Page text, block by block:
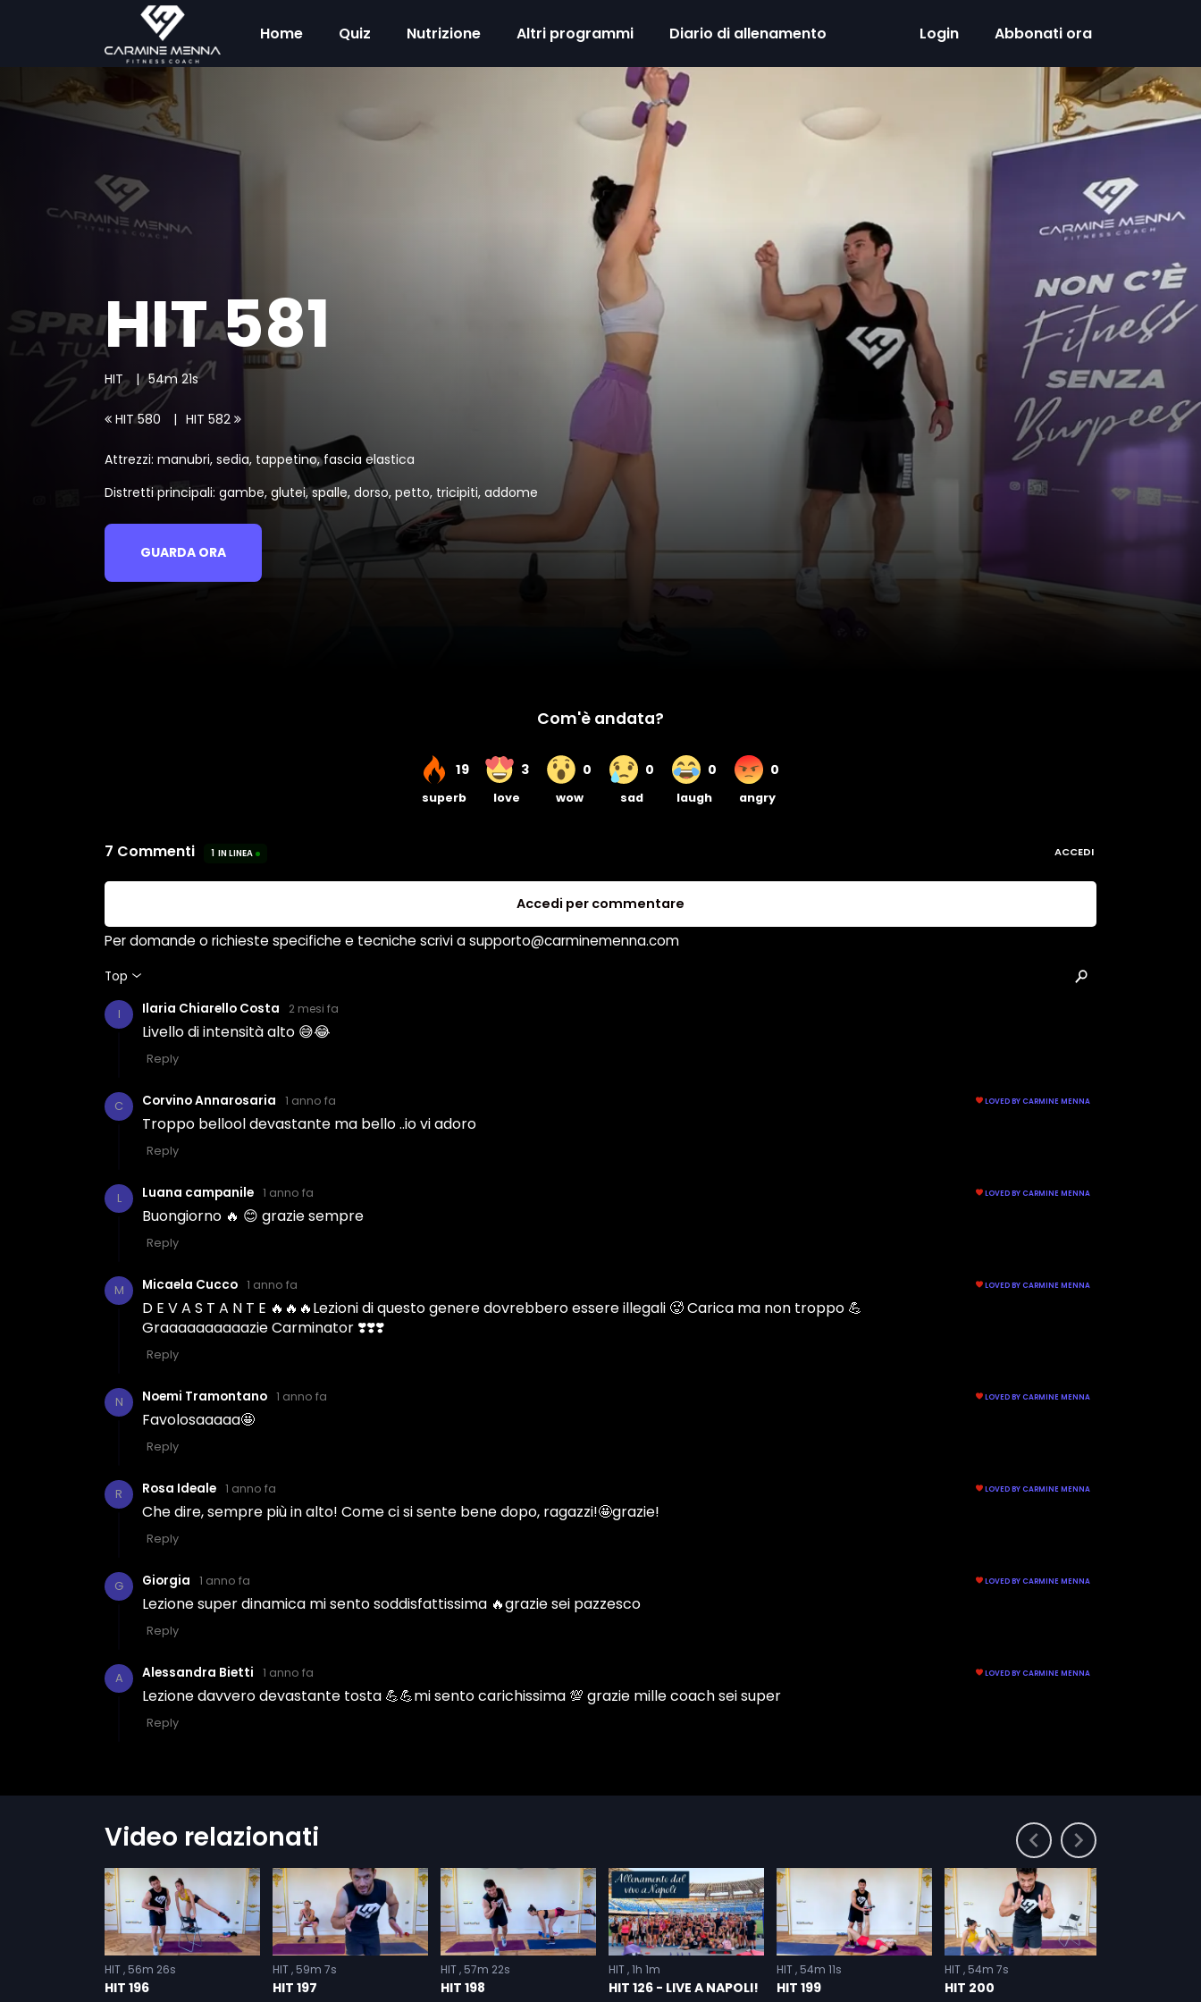
Home Quiz Nutrizione Altri programmi Diario di allenamento Login Abbonati ora
HIT 581
HIT 54m 21s
HIT 580 HIT 582
Attrezzi: manubri, sedia, tappetino, fascia elastica
Distretti principali: gambe, glutei, spalle, dorso, petto, tricipiti, addome
GUARDA ORA
Video relazionati
HIT 56m 26s
HIT 196
HIT 59m 7s
HIT 197
HIT 57m 22s
HIT 198
HIT 1h 1m
HIT 126 - LIVE A NAPOLI!
HIT 54m 11s
HIT 199
HIT 54m 7s
HIT 200